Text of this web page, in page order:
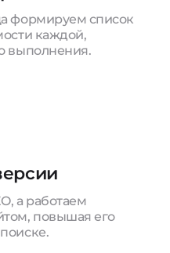
формируем список
каждой,
выполнения.
а работаем
повышая его